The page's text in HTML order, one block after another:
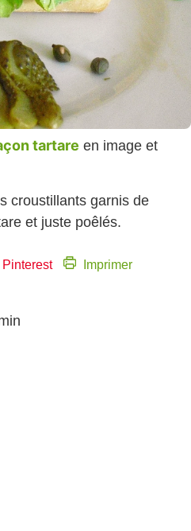
tartare en image et
croustillants garnis de
et juste poêlés.
Pinterest Imprimer